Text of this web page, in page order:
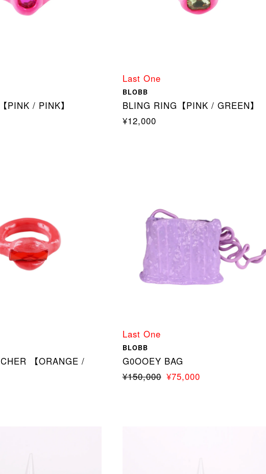
PINK / PINK】
Last One
BLOBB
BLING RING【PINK / GREEN】
¥12,000
【ORANGE /
Last One
BLOBB
G0OOEY BAG
¥150,000 ¥75,000